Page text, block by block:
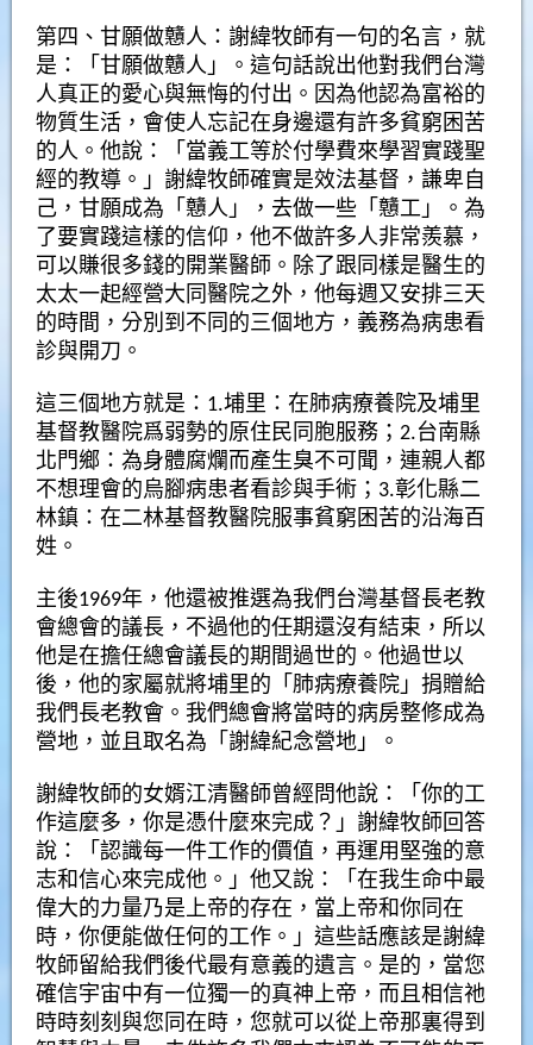
第四、甘願做戇人：謝緯牧師有一句的名言，就
是：「甘願做戇人」。這句話說出他對我們台灣
人真正的愛心與無悔的付出。因為他認為富裕的
物質生活，會使人忘記在身邊還有許多貧窮困苦
的人。他說：「當義工等於付學費來學習實踐聖
經的教導。」謝緯牧師確實是效法基督，謙卑自
己，甘願成為「戇人」，去做一些「戇工」。為
了要實踐這樣的信仰，他不做許多人非常羨慕，
可以賺很多錢的開業醫師。除了跟同樣是醫生的
太太一起經營大同醫院之外，他每週又安排三天
的時間，分別到不同的三個地方，義務為病患看
診與開刀。
這三個地方就是：1.埔里：在肺病療養院及埔里
基督教醫院爲弱勢的原住民同胞服務；2.台南縣
北門鄉：為身體腐爛而產生臭不可聞，連親人都
不想理會的烏腳病患者看診與手術；3.彰化縣二
林鎮：在二林基督教醫院服事貧窮困苦的沿海百
姓。
主後1969年，他還被推選為我們台灣基督長老教
會總會的議長，不過他的任期還沒有結束，所以
他是在擔任總會議長的期間過世的。他過世以
後，他的家屬就將埔里的「肺病療養院」捐贈給
我們長老教會。我們總會將當時的病房整修成為
營地，並且取名為「謝緯紀念營地」。
謝緯牧師的女婿江清醫師曾經問他說：「你的工
作這麼多，你是憑什麼來完成？」謝緯牧師回答
說：「認識每一件工作的價值，再運用堅強的意
志和信心來完成他。」他又說：「在我生命中最
偉大的力量乃是上帝的存在，當上帝和你同在
時，你便能做任何的工作。」這些話應該是謝緯
牧師留給我們後代最有意義的遺言。是的，當您
確信宇宙中有一位獨一的真神上帝，而且相信祂
時時刻刻與您同在時，您就可以從上帝那裏得到